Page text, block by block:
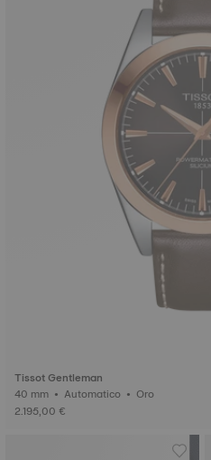
Tissot Gentleman
40 mm • Automatico • Oro
2.195,00 €